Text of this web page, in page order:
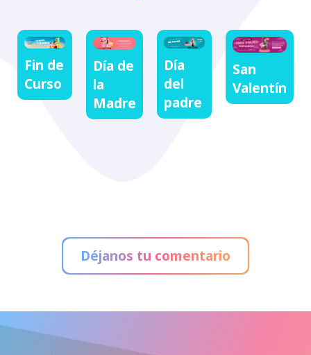
Fin de
Curso
Día de
la
Madre
Día
del
padre
San
Valentín
Déjanos tu comentario